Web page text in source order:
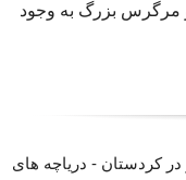
مرگرس بزرگ به وجود